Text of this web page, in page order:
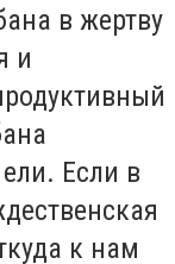
в жертву
и
Если в
к нам